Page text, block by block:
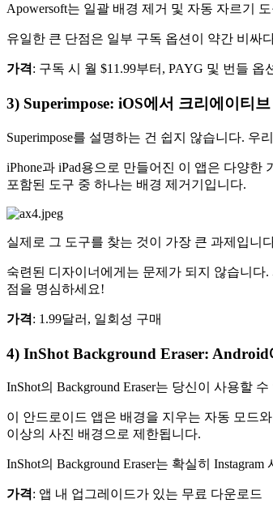
Apowersoft는 일괄 배경 제거 및 자동 자르기
유일한 큰 단점은 일부 구독 옵션이 약간 비싸
가격: 구독 시 월 $11.99부터, PAYG 및 번들 옵
3) Superimpose: iOS에서 크리에이티
Superimpose를 설명하는 건 쉽지 않습니다.
iPhone과 iPad용으로 만들어진 이 앱은 다양
포함된 도구 중 하나는 배경 제거기입니다.
실제로 그 도구를 찾는 것이 가장 큰 과제입니
숙련된 디자이너에게는 문제가 되지 않습니다
점을 명심하세요!
가격: 1.99달러, 일회성 구매
4) InShot Background Eraser: Android
InShot의 Background Eraser는 당신이 사용할
이 안드로이드 앱은 배경을 지우는 자동 모드
이상의 사진 배경으로 제한됩니다.
InShot의 Background Eraser는 확실히
가격: 앱 내 업그레이드가 있는 무료 다운로드